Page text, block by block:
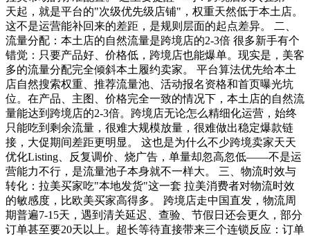
天起，就是平台的"次级优先级店铺"，权重天然低于本土店。
这不是运营能补回来的差距，是规则层面的起点差异。 二、
流量分配：本土店的自然流量是跨境店的2-3倍 很多新手有个
错觉：只要产品好、价格低，跨境店也能爆单。现实是，美客
多的流量分配完全倾斜本土履约卖家。 平台算法优先给本土
店自然搜索权重、推荐流量池、活动报名资格和首页曝光坑
位。在产品、主图、价格完全一致的情况下，本土店的自然流
量能达到跨境店的2-3倍。跨境店无论怎么精细化运营，始终
只能吃到剩余流量，很难大规模放量，很难做出稳定爆款链
接，大促期间差距更明显。 这也是为什么不少跨境卖家天天
优化Listing、反复调价、烧广告，单量却忽高忽低——不是运
营能力不行，是流量池子本身就不一样大。 三、物流时效与
转化：拉美买家吃"本地发货"这一套 拉美消费者对物流时效
的敏感度，比欧美买家高得多。 跨境店走中国直发，物流周
期普遍7-15天，遇到清关延迟、查验、节假日还会更久，部分
订单甚至要20天以上。超长等待直接带来三个连锁反应：订单